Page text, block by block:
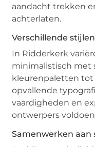
aandacht trekken
achterlaten.
Verschillende stijlen
In Ridderkerk
minimalistisch met
kleurenpaletten tot
opvallende
vaardigheden en
ontwerpers
Samenwerken aan